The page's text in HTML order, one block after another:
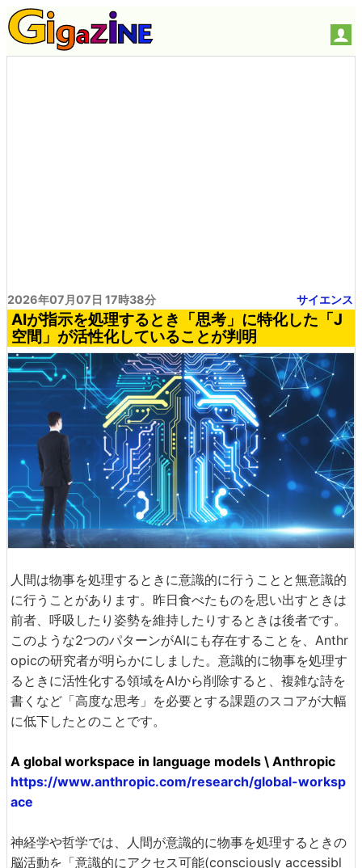
2026年07月07日 17時38分 サイエンス
AIが指示を処理するとき「思考」に特化した「J
空間」が活性化していることが判明
人間は物事を処理するときに意識的に行うことと無意識的
に行うことがあります。昨日食べたものを思い出すときは
前者、呼吸したり姿勢を維持したりするときは後者です。
このような2つのパターンがAIにも存在することを、Anthr
opicの研究者が明らかにしました。意識的に物事を処理す
るときに活性化する領域をAIから削除すると、複雑な詩を
書くなど「高度な思考」を必要とする課題のスコアが大幅
に低下したとのことです。
A global workspace in language models \ Anthropic
https://www.anthropic.com/research/global-worksp
ace
神経学や哲学では、人間が意識的に物事を処理するときの
脳活動を「意識的にアクセス可能(consciously accessibl